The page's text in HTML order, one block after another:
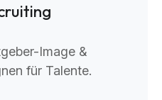
Image &
für Talente.